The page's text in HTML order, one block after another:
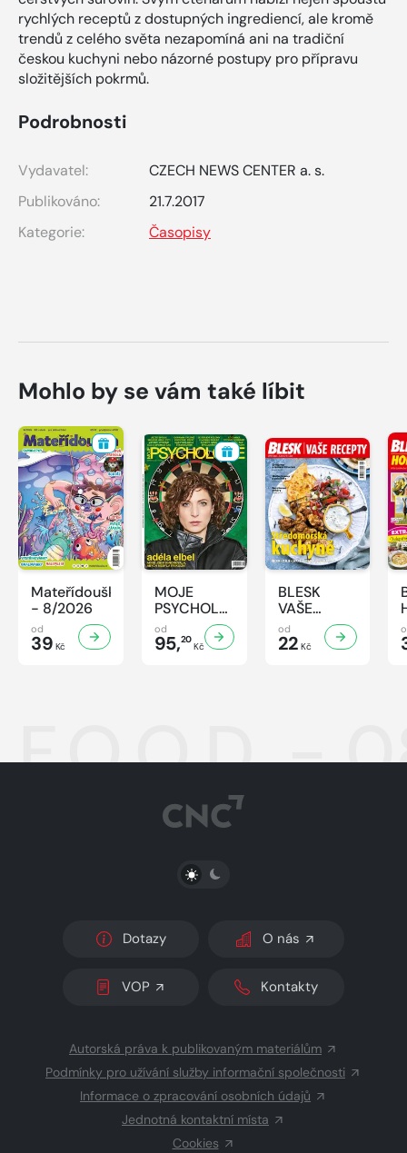
rychlých receptů z dostupných ingrediencí, ale kromě
trendů z celého světa nezapomíná ani na tradiční
českou kuchyni nebo názorné postupy pro přípravu
složitějších pokrmů.
Podrobnosti
Vydavatel:
CZECH NEWS CENTER a. s.
Publikováno:
21.7.2017
Kategorie:
Časopisy
Mohlo by se vám také líbit
Mateřídouška
- 8/2026
od
39 Kč
MOJE
PSYCHOLOGIE
- 8/2026
od
95,20
Kč
BLESK
VAŠE
RECEPTY -
8/2026
od
22 Kč
F.O.O.D. -
PŘEPNOUT SVĚTLÝ/TMAVÝ REŽIM
Dotazy O nás
VOP Kontakty
Autorská práva k publikovaným materiálům
Podmínky pro užívání služby informační společnosti
Informace o zpracování osobních údajů
Jednotná kontaktní místa
Cookies